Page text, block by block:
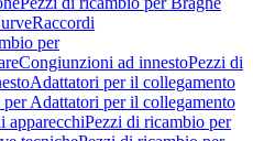
Raccordi
per
Congiunzioni ad innestoPezzi di
Adattatori per il collegamento
Adattatori per il collegamento
apparecchiPezzi di ricambio per